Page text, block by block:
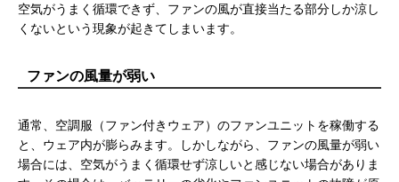
空気がうまく循環できず、ファンの風が直接当たる部分しか涼し
くないという現象が起きてしまいます。
ファンの風量が弱い
通常、空調服（ファン付きウェア）のファンユニットを稼働する
と、ウェア内が膨らみます。しかしながら、ファンの風量が弱い
場合には、空気がうまく循環せず涼しいと感じない場合がありま